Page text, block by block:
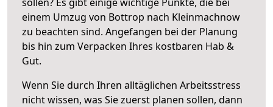
einem Umzug von Bottrop nach Kleinmachnow
zu beachten sind. Angefangen bei der Planung
bis hin zum Verpacken Ihres kostbaren Hab &
Gut.
Wenn Sie durch Ihren alltäglichen Arbeitsstress
nicht wissen, was Sie zuerst planen sollen, dann